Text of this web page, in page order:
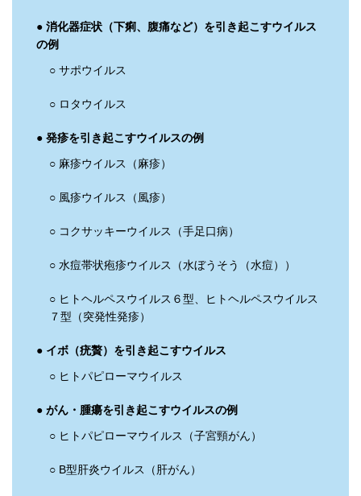
● 消化器症状（下痢、腹痛など）を引き起こすウイルス
の例
○ サポウイルス
○ ロタウイルス
● 発疹を引き起こすウイルスの例
○ 麻疹ウイルス（麻疹）
○ 風疹ウイルス（風疹）
○ コクサッキーウイルス（手足口病）
○ 水痘帯状疱疹ウイルス（水ぼうそう（水痘））
○ ヒトヘルペスウイルス６型、ヒトヘルペスウイルス
７型（突発性発疹）
● イボ（疣贅）を引き起こすウイルス
○ ヒトパピローマウイルス
● がん・腫瘍を引き起こすウイルスの例
○ ヒトパピローマウイルス（子宮頸がん）
○ B型肝炎ウイルス（肝がん）